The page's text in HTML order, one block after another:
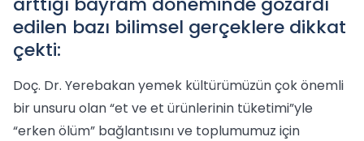
edilen bazı bilimsel gerçeklere dikkat
çekti:
Doç. Dr. Yerebakan yemek kültürümüzün çok önemli
bir unsuru olan “et ve et ürünlerinin tüketimi”yle
“erken ölüm” bağlantısını ve toplumumuz için